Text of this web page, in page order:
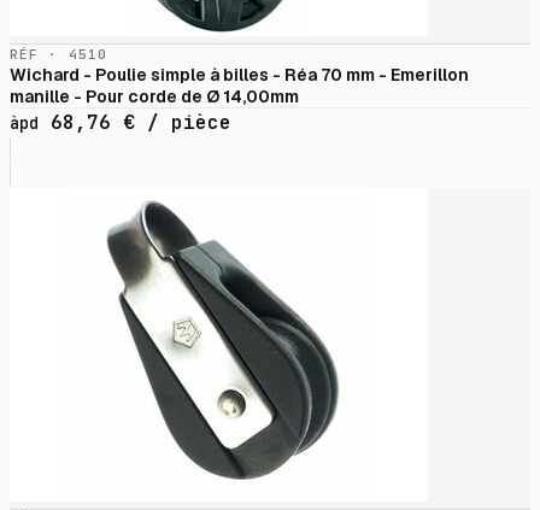
RÉF · 4510
Wichard - Poulie simple à billes - Réa 70 mm - Emerillon
manille - Pour corde de Ø 14,00mm
àpd
68,76 € / pièce